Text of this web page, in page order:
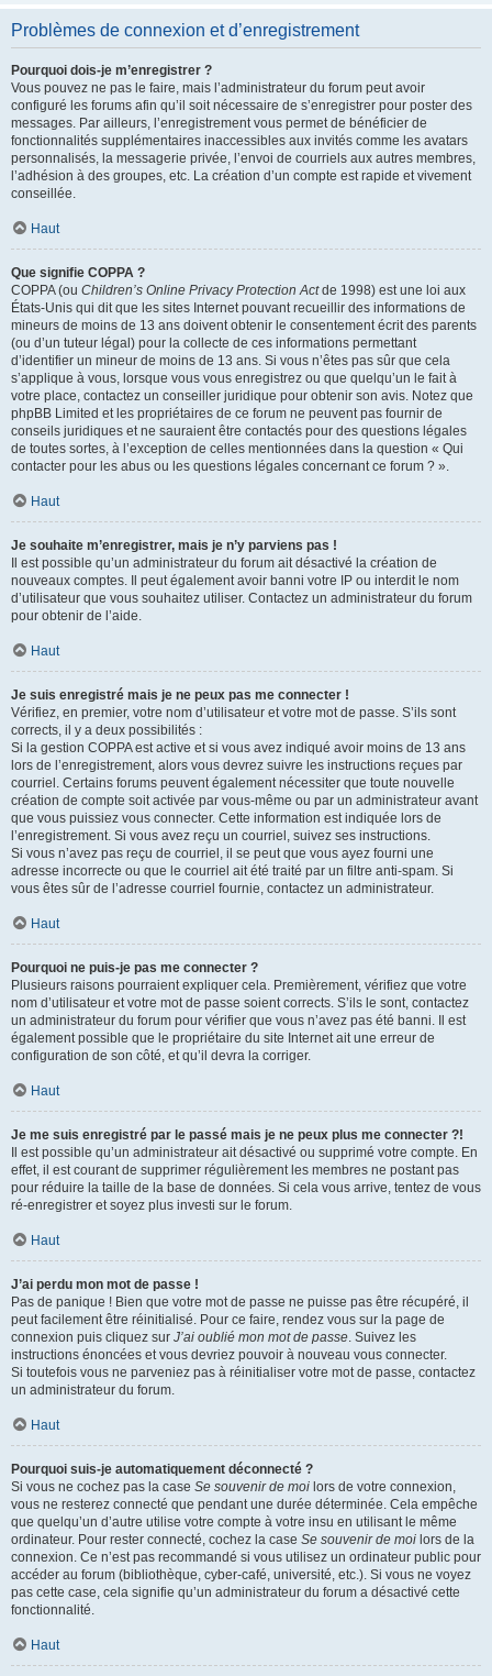
Problèmes de connexion et d’enregistrement
Pourquoi dois-je m’enregistrer ?
Vous pouvez ne pas le faire, mais l’administrateur du forum peut avoir
configuré les forums afin qu’il soit nécessaire de s’enregistrer pour poster des
messages. Par ailleurs, l’enregistrement vous permet de bénéficier de
fonctionnalités supplémentaires inaccessibles aux invités comme les avatars
personnalisés, la messagerie privée, l’envoi de courriels aux autres membres,
l’adhésion à des groupes, etc. La création d’un compte est rapide et vivement
conseillée.
Haut
Que signifie COPPA ?
COPPA (ou Children’s Online Privacy Protection Actde 1998) est une loi aux
États-Unis qui dit que les sites Internet pouvant recueillir des informations de
mineurs de moins de 13 ans doivent obtenir le consentement écrit des parents
(ou d’un tuteur légal) pour la collecte de ces informations permettant
d’identifier un mineur de moins de 13 ans. Si vous n’êtes pas sûr que cela
s’applique à vous, lorsque vous vous enregistrez ou que quelqu’un le fait à
votre place, contactez un conseiller juridique pour obtenir son avis. Notez que
phpBB Limited et les propriétaires de ce forum ne peuvent pas fournir de
conseils juridiques et ne sauraient être contactés pour des questions légales
de toutes sortes, à l’exception de celles mentionnées dans la question « Qui
contacter pour les abus ou les questions légales concernant ce forum ? ».
Haut
Je souhaite m’enregistrer, mais je n’y parviens pas !
Il est possible qu’un administrateur du forum ait désactivé la création de
nouveaux comptes. Il peut également avoir banni votre IP ou interdit le nom
d’utilisateur que vous souhaitez utiliser. Contactez un administrateur du forum
pour obtenir de l’aide.
Haut
Je suis enregistré mais je ne peux pas me connecter !
Vérifiez, en premier, votre nom d’utilisateur et votre mot de passe. S’ils sont
corrects, il y a deux possibilités :
Si la gestion COPPA est active et si vous avez indiqué avoir moins de 13 ans
lors de l’enregistrement, alors vous devrez suivre les instructions reçues par
courriel. Certains forums peuvent également nécessiter que toute nouvelle
création de compte soit activée par vous-même ou par un administrateur avant
que vous puissiez vous connecter. Cette information est indiquée lors de
l’enregistrement. Si vous avez reçu un courriel, suivez ses instructions.
Si vous n’avez pas reçu de courriel, il se peut que vous ayez fourni une
adresse incorrecte ou que le courriel ait été traité par un filtre anti-spam. Si
vous êtes sûr de l’adresse courriel fournie, contactez un administrateur.
Haut
Pourquoi ne puis-je pas me connecter ?
Plusieurs raisons pourraient expliquer cela. Premièrement, vérifiez que votre
nom d’utilisateur et votre mot de passe soient corrects. S’ils le sont, contactez
un administrateur du forum pour vérifier que vous n’avez pas été banni. Il est
également possible que le propriétaire du site Internet ait une erreur de
configuration de son côté, et qu’il devra la corriger.
Haut
Je me suis enregistré par le passé mais je ne peux plus me connecter ?!
Il est possible qu’un administrateur ait désactivé ou supprimé votre compte. En
effet, il est courant de supprimer régulièrement les membres ne postant pas
pour réduire la taille de la base de données. Si cela vous arrive, tentez de vous
ré-enregistrer et soyez plus investi sur le forum.
Haut
J’ai perdu mon mot de passe !
Pas de panique ! Bien que votre mot de passe ne puisse pas être récupéré, il
peut facilement être réinitialisé. Pour ce faire, rendez vous sur la page de
connexion puis cliquez sur J’ai oublié mon mot de passe. Suivez les
instructions énoncées et vous devriez pouvoir à nouveau vous connecter.
Si toutefois vous ne parveniez pas à réinitialiser votre mot de passe, contactez
un administrateur du forum.
Haut
Pourquoi suis-je automatiquement déconnecté ?
Si vous ne cochez pas la case Se souvenir de moi lors de votre connexion,
vous ne resterez connecté que pendant une durée déterminée. Cela empêche
que quelqu’un d’autre utilise votre compte à votre insu en utilisant le même
ordinateur. Pour rester connecté, cochez la case Se souvenir de moi lors de la
connexion. Ce n’est pas recommandé si vous utilisez un ordinateur public pour
accéder au forum (bibliothèque, cyber-café, université, etc.). Si vous ne voyez
pas cette case, cela signifie qu’un administrateur du forum a désactivé cette
fonctionnalité.
Haut